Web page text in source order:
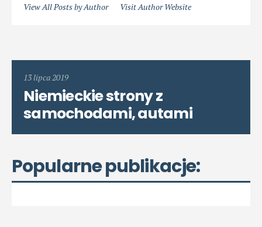
View All Posts by Author Visit Author Website
13 lipca 2019
Niemieckie strony z
samochodami, autami
Popularne publikacje: